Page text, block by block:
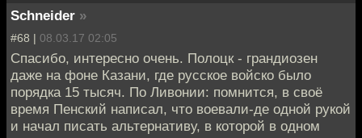
Schneider »
#68 | 08.03.17 02:05
Спасибо, интересно очень. Полоцк - грандиозен
даже на фоне Казани, где русское войско было
порядка 15 тысяч. По Ливонии: помнится, в своё
время Пенский написал, что воевали-де одной рукой
и начал писать альтернативу, в которой в одном